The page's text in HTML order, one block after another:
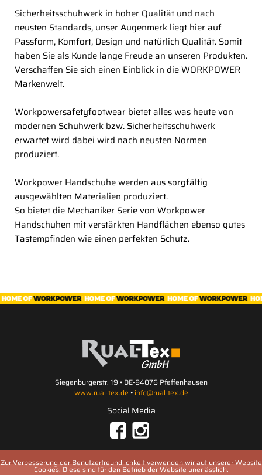
Sicherheitsschuhwerk in hoher Qualität und nach
neusten Standards, unser Augenmerk liegt hier auf
Passform, Komfort, Design und natürlich Qualität. Somit
haben Sie als Kunde lange Freude an unseren Produkten.
Verschaffen Sie sich einen Einblick in die WORKPOWER
Markenwelt.
Workpowersafetyfootwear bietet alles was heute von
modernen Schuhwerk bzw. Sicherheitsschuhwerk
erwartet wird dabei wird nach neusten Normen
produziert.
Workpower Handschuhe werden aus sorgfältig
ausgewählten Materialien produziert.
So bietet die Mechaniker Serie von Workpower
Handschuhen mit verstärkten Handflächen ebenso gutes
Tastempfinden wie einen perfekten Schutz.
Siegenburgerstr. 19 • DE-84076 Pfeffenhausen
www.rual-tex.de • info@rual-tex.de
Social Media
Zur Verbesserung der Benutzerfreundlichkeit verwenden wir auf unserer Website
Cookies. Diese sind für den Betrieb der Website unerlässlich.